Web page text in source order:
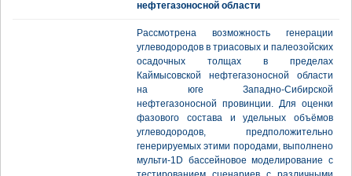
нефтегазоносной области
Рассмотрена возможность генерации
углеводородов в триасовых и палеозойских
осадочных толщах в пределах
Каймысовской нефтегазоносной области
на юге Западно-Сибирской
нефтегазоносной провинции. Для оценки
фазового состава и удельных объёмов
углеводородов, предположительно
генерируемых этими породами, выполнено
мульти-1D бассейновое моделирование с